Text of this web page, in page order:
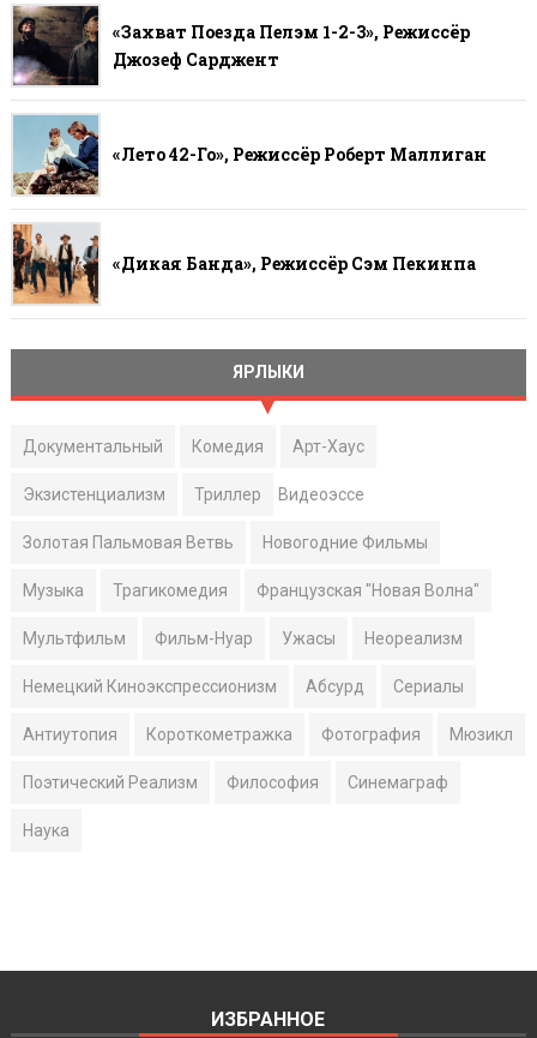
«Захват Поезда Пелэм 1-2-3», Режиссёр
Джозеф Сарджент
«Лето 42-Го», Режиссёр Роберт Маллиган
«Дикая Банда», Режиссёр Сэм Пекинпа
ЯРЛЫКИ
Документальный Комедия Арт-Хаус
Экзистенциализм Триллер Видеоэссе
Золотая Пальмовая Ветвь Новогодние Фильмы
Музыка Трагикомедия Французская "Новая Волна"
Мультфильм Фильм-Нуар Ужасы Неореализм
Немецкий Киноэкспрессионизм Абсурд Сериалы
Антиутопия Короткометражка Фотография Мюзикл
Поэтический Реализм Философия Синемаграф
Наука
ИЗБРАННОЕ